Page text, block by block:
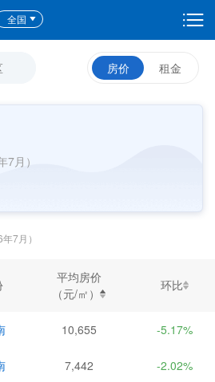
全国
房价 租金
7月）
年7月）
平均房价
（元/㎡）
环比
10,655 -5.17%
7,442 -2.02%